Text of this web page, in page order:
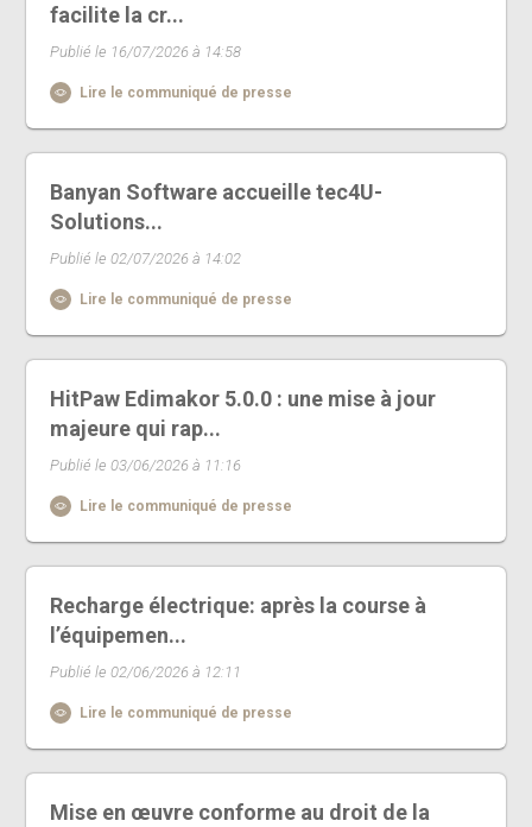
facilite la cr...
Publié le 16/07/2026 à 14:58
Lire le communiqué de presse
Banyan Software accueille tec4U-
Solutions...
Publié le 02/07/2026 à 14:02
Lire le communiqué de presse
HitPaw Edimakor 5.0.0 : une mise à jour
majeure qui rap...
Publié le 03/06/2026 à 11:16
Lire le communiqué de presse
Recharge électrique: après la course à
l’équipemen...
Publié le 02/06/2026 à 12:11
Lire le communiqué de presse
Mise en œuvre conforme au droit de la